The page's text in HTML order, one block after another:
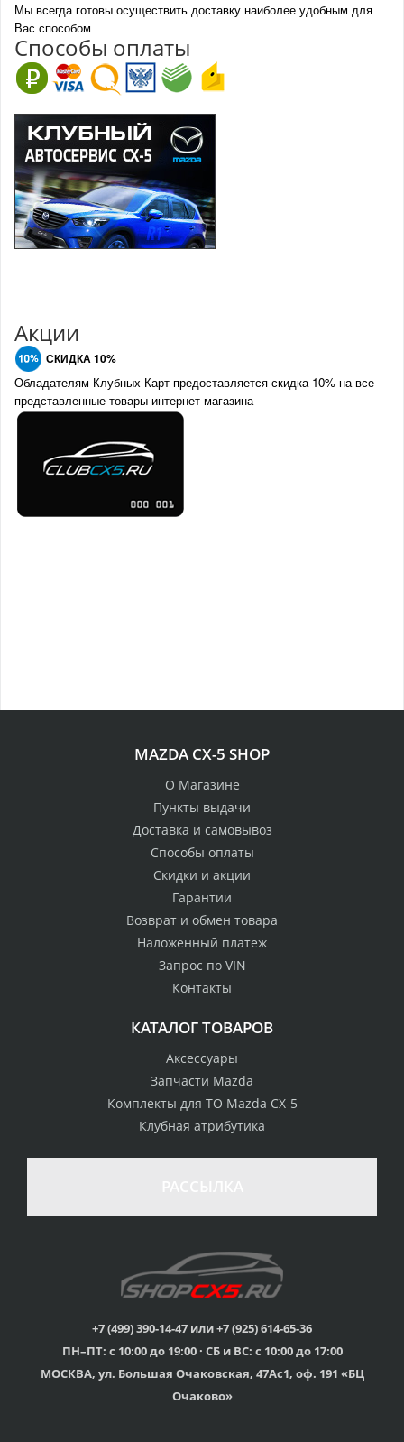
неудовлетворенности
Гарантия качества
Различные способы
Вы можете выбрать
Профессиональная
консультация
обладателям клубных
Мы всегда готовы осуществить доставку наиболее удобным для
Вас способом
Способы оплаты
Акции
СКИДКА 10%
Обладателям Клубных Карт предоставляется скидка 10% на все
представленные товары интернет-магазина
MAZDA CX-5 SHOP
О Магазине
Пункты выдачи
Доставка и самовывоз
Способы оплаты
Скидки и акции
Гарантии
Возврат и обмен товара
Наложенный платеж
Запрос по VIN
Контакты
КАТАЛОГ ТОВАРОВ
Аксессуары
Запчасти Mazda
Комплекты для ТО Mazda CX-5
Клубная атрибутика
+7 (499) 390-14-47 или +7 (925) 614-65-36
ПН–ПТ: с 10:00 до 19:00 · СБ и ВС: с 10:00 до 17:00
МОСКВА, ул. Большая Очаковская, 47Ас1, оф. 191 «БЦ
Очаково»